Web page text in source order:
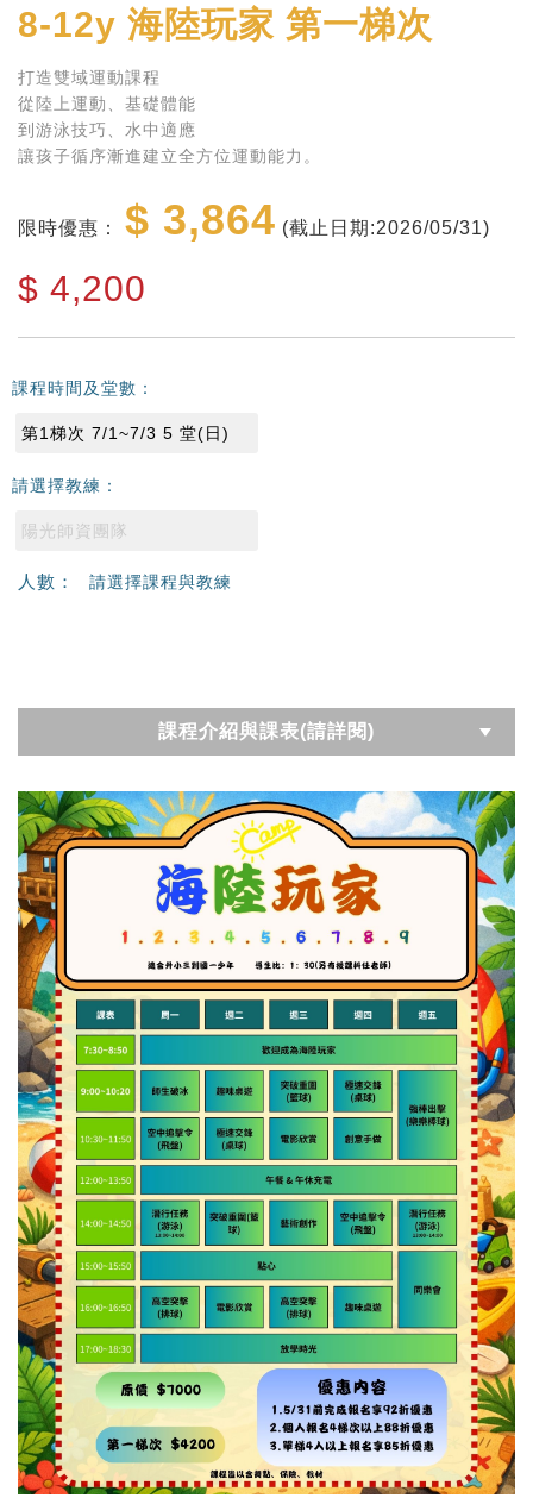
8-12y 海陸玩家 第一梯次
打造雙域運動課程
從陸上運動、基礎體能
到游泳技巧、水中適應
讓孩子循序漸進建立全方位運動能力。
限時優惠： $ 3,864 (截止日期:2026/05/31)
$ 4,200
課程時間及堂數：
第1梯次 7/1~7/3 5 堂(日)
請選擇教練：
陽光師資團隊
人數： 請選擇課程與教練
課程介紹與課表(請詳閱)